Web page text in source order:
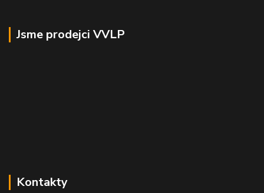
Jsme prodejci VVLP
Kontakty